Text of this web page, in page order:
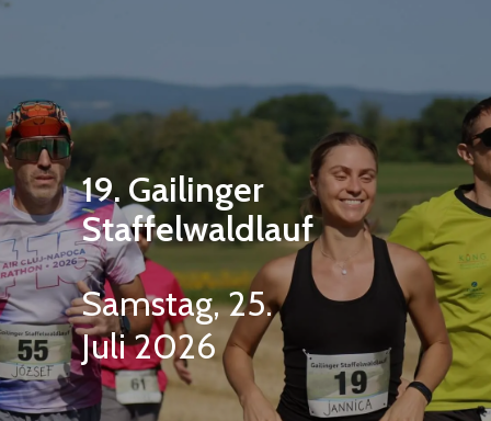
19. Gailinger
Staffelwaldlauf
Samstag, 25.
Juli 2026